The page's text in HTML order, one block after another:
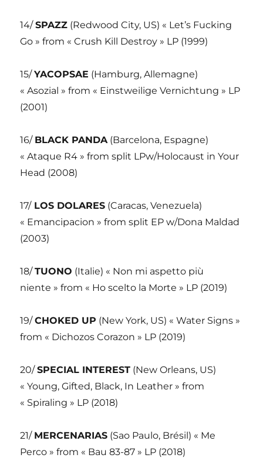
14/SPAZZ (Redwood City, US) « Let’s Fucking
Go » from « Crush Kill Destroy » LP (1999)
15/YACOPSAE (Hamburg, Allemagne)
« Asozial » from « Einstweilige Vernichtung » LP
(2001)
16/ BLACK PANDA(Barcelona, Espagne)
« Ataque R4 » from split LPw/Holocaust in Your
Head (2008)
17/LOS DOLARES (Caracas, Venezuela)
« Emancipacion » from split EP w/Dona Maldad
(2003)
18/TUONO (Italie) « Non mi aspetto più
niente » from « Ho scelto la Morte » LP (2019)
19/CHOKED UP (New York, US) « Water Signs »
from « Dichozos Corazon » LP (2019)
20/SPECIAL INTEREST (New Orleans, US)
« Young, Gifted, Black, In Leather » from
« Spiraling » LP (2018)
21/ MERCENARIAS (Sao Paulo, Brésil) « Me
Perco » from « Bau 83-87 » LP (2018)